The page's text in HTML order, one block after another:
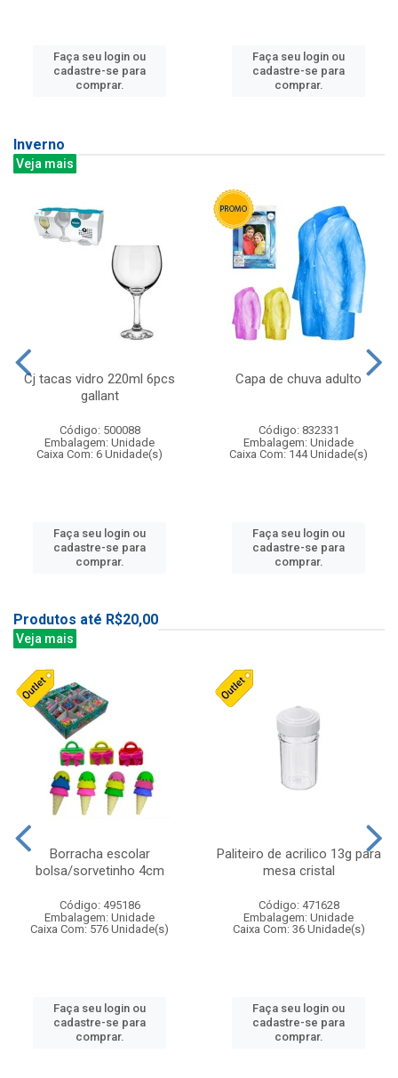
Faça seu login ou
cadastre-se para
comprar.
Faça seu login ou
cadastre-se para
comprar.
Inverno
Veja mais
Cj tacas vidro 220ml 6pcs
gallant
Código: 500088
Embalagem: Unidade
Caixa Com: 6 Unidade(s)
Faça seu login ou
cadastre-se para
comprar.
Capa de chuva adulto
Código: 832331
Embalagem: Unidade
Caixa Com: 144 Unidade(s)
Faça seu login ou
cadastre-se para
comprar.
Produtos até R$20,00
Veja mais
Borracha escolar
bolsa/sorvetinho 4cm
Código: 495186
Embalagem: Unidade
Caixa Com: 576 Unidade(s)
Faça seu login ou
cadastre-se para
comprar.
Paliteiro de acrilico 13g para
mesa cristal
Código: 471628
Embalagem: Unidade
Caixa Com: 36 Unidade(s)
Faça seu login ou
cadastre-se para
comprar.